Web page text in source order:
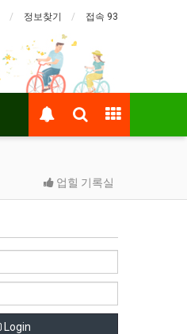
정보찾기 접속 93
업힐 기록실
Login